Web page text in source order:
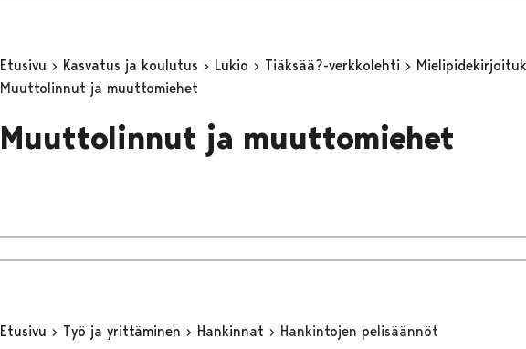
Etusivu Kasvatus ja koulutus Lukio Tiäksää?-verkkolehti
Muuttolinnut ja muuttomiehet
Muuttolinnut ja muuttomiehet
Etusivu Työ ja yrittäminen Hankinnat Hankintojen pelisäännöt